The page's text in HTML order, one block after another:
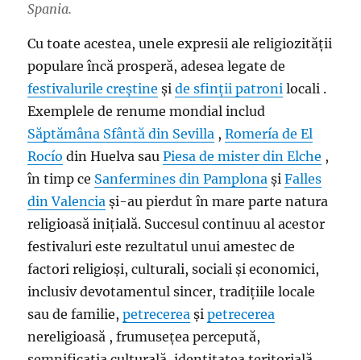
Spania.
Cu toate acestea, unele expresii ale religiozității
populare încă prosperă, adesea legate de
festivalurile creștine șide sfinții patroni locali .
Exemplele de renume mondial includ
Săptămâna Sfântă din Sevilla ,Romería de El
Rocío din Huelva sauPiesa de mister din Elche ,
în timp ce Sanfermines din Pamplona șiFalles
din Valencia și-au pierdut în mare parte natura
religioasă inițială. Succesul continuu al acestor
festivaluri este rezultatul unui amestec de
factori religioși, culturali, sociali și economici,
inclusiv devotamentul sincer, tradițiile locale
sau de familie,petrecerea șipetrecerea
nereligioasă , frumusețea percepută,